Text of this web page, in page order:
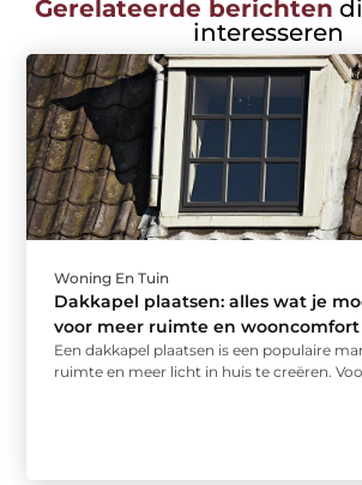
Gerelateerde berichten
interesseren
Woning En Tuin
Dakkapel plaatsen: alles wat je
voor meer ruimte en wooncomfort
Een dakkapel plaatsen is een populaire
ruimte en meer licht in huis te creëren.